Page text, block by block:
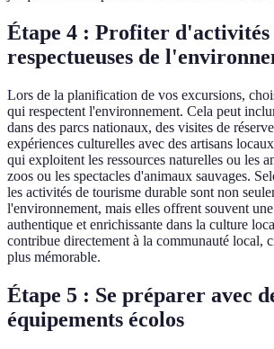
Étape 4 : Profiter d'activités
respectueuses de
Lors de la planification de vos excursions,
qui respectent l'environnement. Cela peut
dans des parcs nationaux, des visites de
expériences culturelles avec des artisans
qui exploitent les ressources naturelles ou les
zoos ou les spectacles d'animaux sauvages.
les activités de tourisme durable sont non
l'environnement, mais elles offrent souvent
authentique et enrichissante dans la culture
contribue directement à la communauté local,
plus mémorable.
Étape 5 : Se préparer avec
équipements écolos